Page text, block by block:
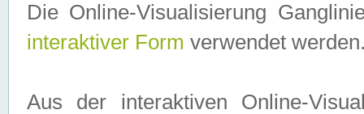
Die Online-Visualisierung
interaktiver Form verwendet
Aus der interaktiven Online-